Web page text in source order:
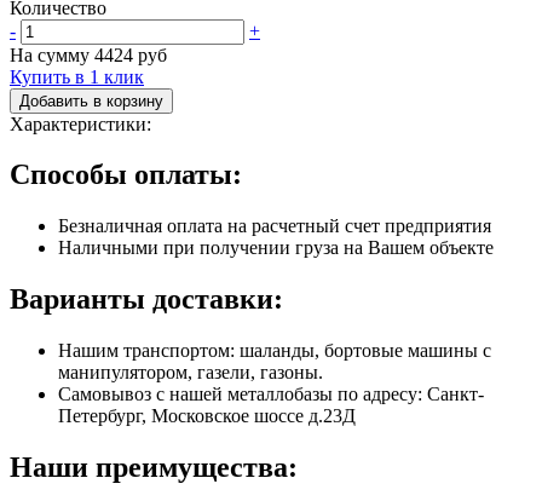
Количество
-
+
На сумму 4424 руб
Купить в 1 клик
Добавить в корзину
Характеристики:
Способы оплаты:
Безналичная оплата на расчетный счет предприятия
Наличными при получении груза на Вашем объекте
Варианты доставки:
Нашим транспортом: шаланды, бортовые машины с
манипулятором, газели, газоны.
Самовывоз с нашей металлобазы по адресу: Санкт-
Петербург, Московское шоссе д.23Д
Наши преимущества: